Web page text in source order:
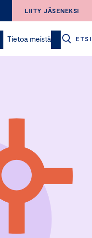
LIITY JÄSENEKSI
Tietoa meistä ETSI